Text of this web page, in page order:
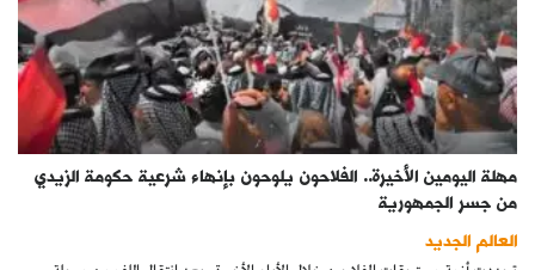
مهلة اليومين الأخيرة.. الفلاحون يلوحون بإنهاء شرعية حكومة الزيدي
من جسر الجمهورية
العالم الجديد